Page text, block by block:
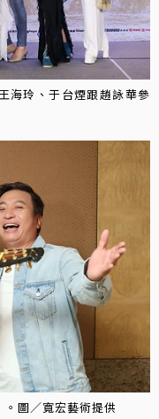
海玲、于台煙跟趙詠華參
圖／寬宏藝術提供